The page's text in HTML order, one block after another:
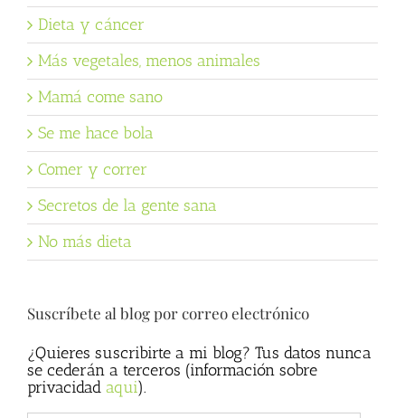
Dieta y cáncer
Más vegetales, menos animales
Mamá come sano
Se me hace bola
Comer y correr
Secretos de la gente sana
No más dieta
Suscríbete al blog por correo electrónico
¿Quieres suscribirte a mi blog? Tus datos nunca
se cederán a terceros (información sobre
privacidad aqui).